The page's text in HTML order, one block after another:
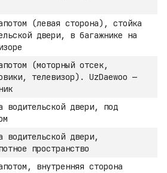
(левая сторона), стойка
двери, в багажнике на
(моторный отсек,
телевизор). UzDaewoo —
водительской двери, под
водительской двери,
пространство
внутренняя сторона